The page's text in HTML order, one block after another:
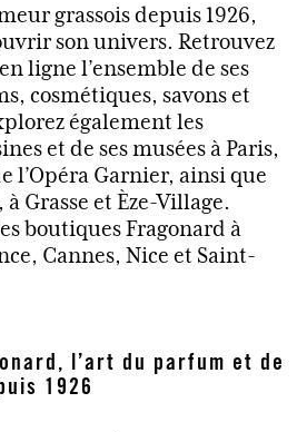
grassois depuis 1926,
son univers. Retrouvez
ligne l’ensemble de ses
cosmétiques, savons et
également les
et de ses musées à Paris,
l’Opéra Garnier, ainsi que
à Grasse et Èze-Village.
boutiques Fragonard à
Cannes, Nice et Saint-
l’art du parfum et de
1926